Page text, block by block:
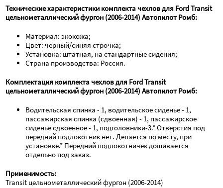
Технические характеристики комплекта чехлов для Ford Transit
цельнометаллический фургон (2006-2014) Автопилот Ромб:
Материал: экокожа;
Цвет: черный/синяя строчка;
Установка: штатная, на стандартные сидения;
Страна производства: Россия.
Комплектация комплекта чехлов для Ford Transit
цельнометаллический фургон (2006-2014) Автопилот Ромб:
Водительская спинка - 1, водительское сиденье - 1,
пассажирская спинка (сдвоенная) - 1, пассажирское
сиденье сдвоенное - 1, подголовники-3.* Отверстия под
передний подлокотник нет. Делается по месту, при
установке.* Передний подлокотничек дошивается
отдельно под заказ.
Применимость:
Transit цельнометаллический фургон (2006-2014)